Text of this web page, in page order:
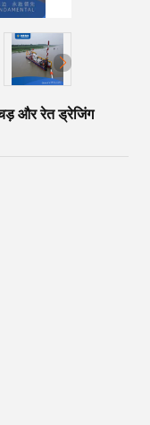
और रेत ड्रेजिंग